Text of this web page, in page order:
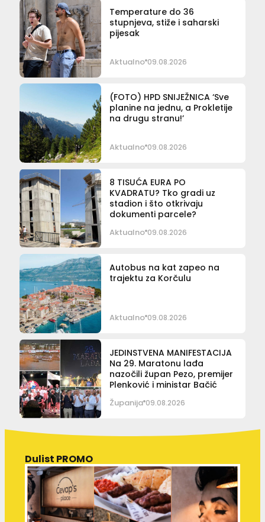
Temperature do 36
stupnjeva, stiže i saharski
pijesak
Aktualno 09.08.2026
(FOTO) HPD SNIJEŽNICA ‘Sve
planine na jednu, a Prokletije
na drugu stranu!’
Aktualno 09.08.2026
8 TISUĆA EURA PO
KVADRATU? Tko gradi uz
stadion i što otkrivaju
dokumenti parcele?
Aktualno 09.08.2026
Autobus na kat zapeo na
trajektu za Korčulu
Aktualno 09.08.2026
JEDINSTVENA MANIFESTACIJA
Na 29. Maratonu lađa
nazočili župan Pezo, premijer
Plenković i ministar Bačić
Županija 09.08.2026
Dulist PROMO